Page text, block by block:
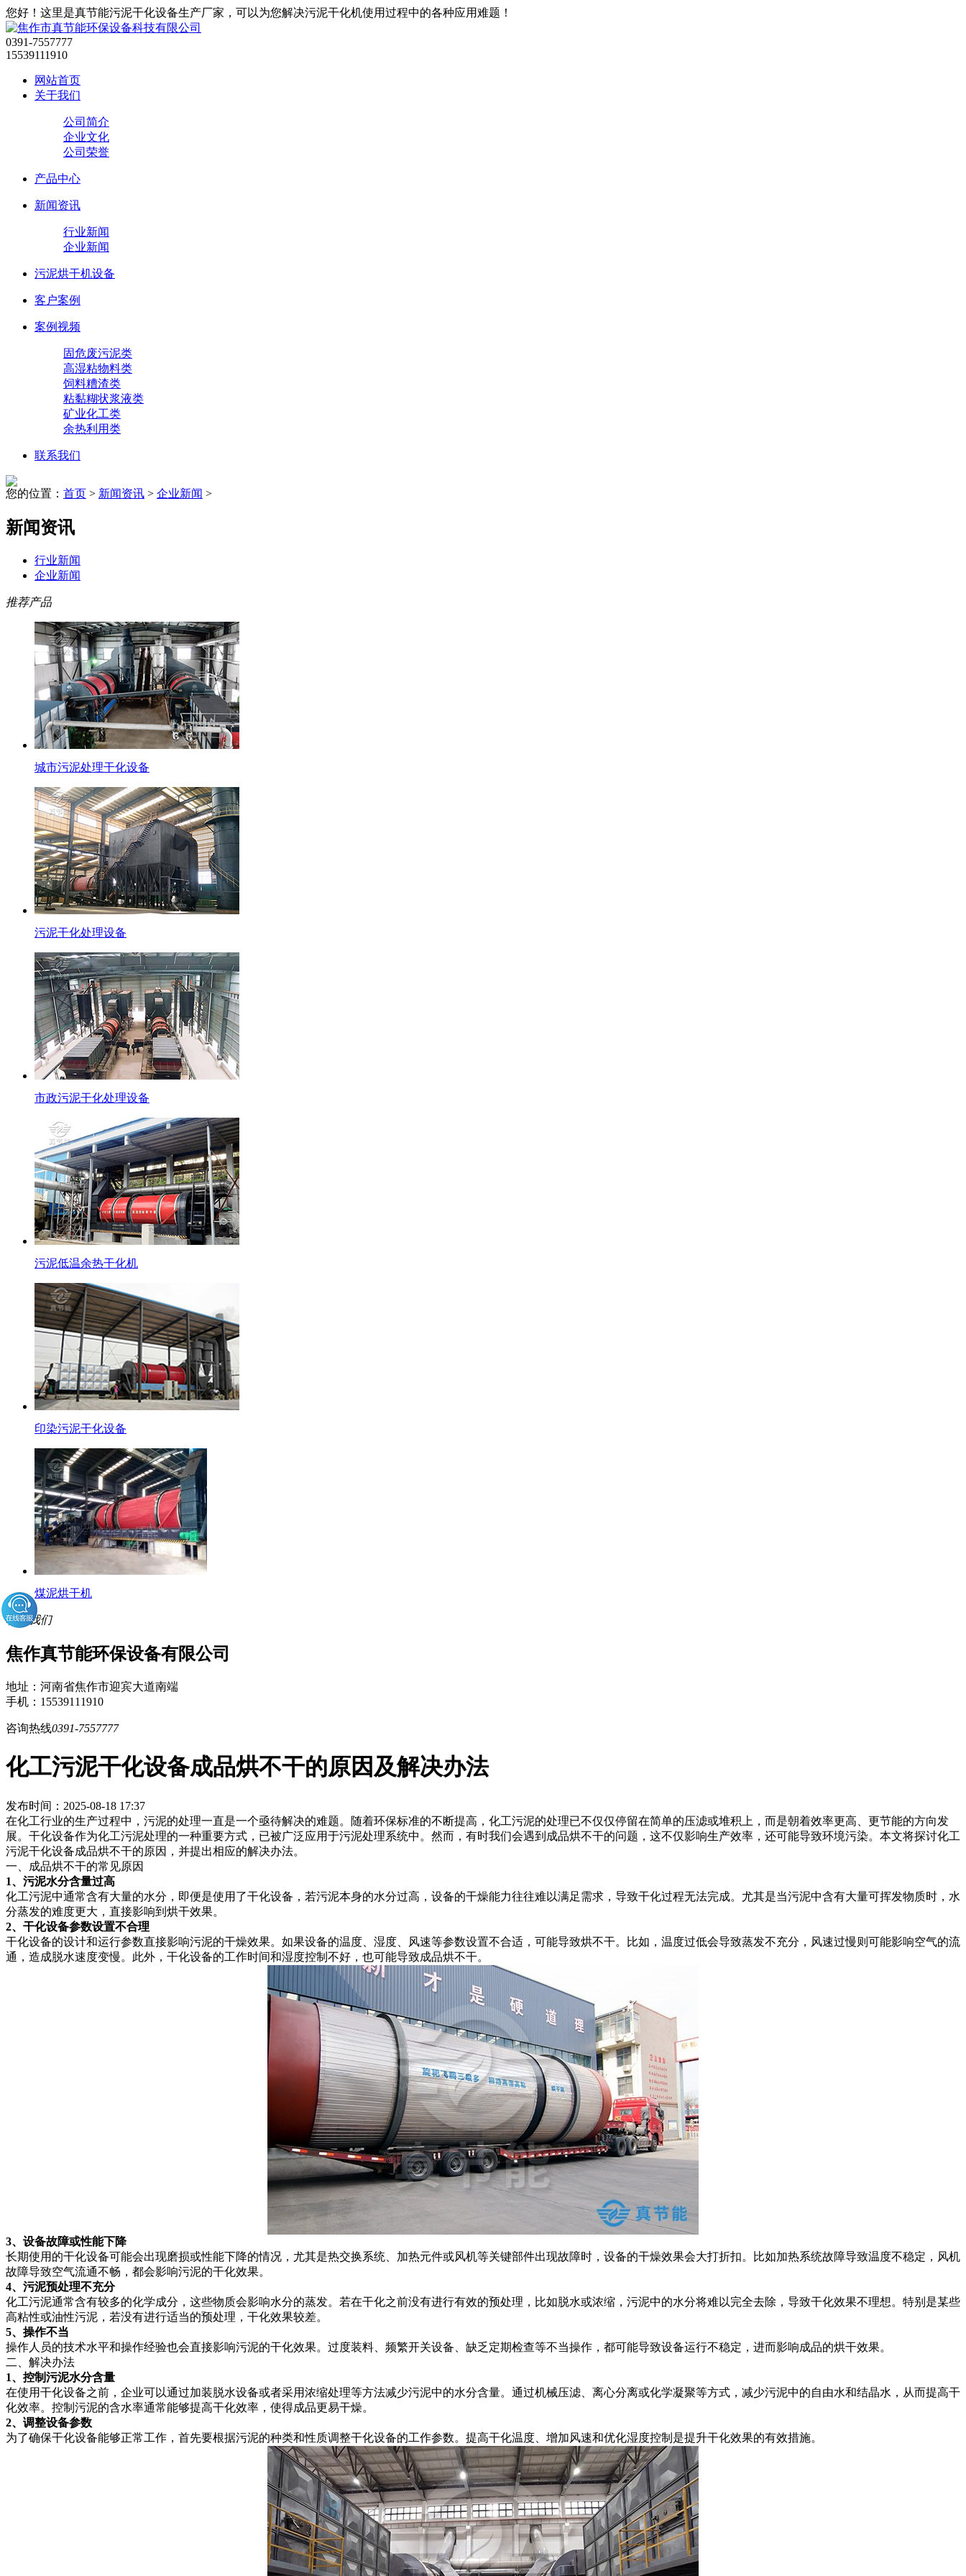
您好！这里是真节能污泥干化设备生产厂家，可以为您解决污泥干化机使用过程中的各种应用难题！
0391-7557777
15539111910
网站首页
关于我们
公司简介
企业文化
公司荣誉
产品中心
新闻资讯
行业新闻
企业新闻
污泥烘干机设备
客户案例
案例视频
固危废污泥类
高湿粘物料类
饲料糟渣类
粘黏糊状浆液类
矿业化工类
余热利用类
联系我们
您的位置： 首页 > 新闻资讯 > 企业新闻 >
新闻资讯
行业新闻
企业新闻
推荐产品
城市污泥处理干化设备
污泥干化处理设备
市政污泥干化处理设备
污泥低温余热干化机
印染污泥干化设备
煤泥烘干机
联系我们
焦作真节能环保设备有限公司
地址：河南省焦作市迎宾大道南端
手机：15539111910
咨询热线0391-7557777
化工污泥干化设备成品烘不干的原因及解决办法
发布时间：2025-08-18 17:37
在化工行业的生产过程中，污泥的处理一直是一个亟待解决的难题。随着环保标准的不断提高，化工污泥的处理已不仅仅停留在简单的压滤或堆积上，而是朝着效率更高、更节能的方向发
展。干化设备作为化工污泥处理的一种重要方式，已被广泛应用于污泥处理系统中。然而，有时我们会遇到成品烘不干的问题，这不仅影响生产效率，还可能导致环境污染。本文将探讨化工
污泥干化设备成品烘不干的原因，并提出相应的解决办法。
一、成品烘不干的常见原因
1、污泥水分含量过高
化工污泥中通常含有大量的水分，即便是使用了干化设备，若污泥本身的水分过高，设备的干燥能力往往难以满足需求，导致干化过程无法完成。尤其是当污泥中含有大量可挥发物质时，水
分蒸发的难度更大，直接影响到烘干效果。
2、干化设备参数设置不合理
干化设备的设计和运行参数直接影响污泥的干燥效果。如果设备的温度、湿度、风速等参数设置不合适，可能导致烘不干。比如，温度过低会导致蒸发不充分，风速过慢则可能影响空气的流
通，造成脱水速度变慢。此外，干化设备的工作时间和湿度控制不好，也可能导致成品烘不干。
3、设备故障或性能下降
长期使用的干化设备可能会出现磨损或性能下降的情况，尤其是热交换系统、加热元件或风机等关键部件出现故障时，设备的干燥效果会大打折扣。比如加热系统故障导致温度不稳定，风机
故障导致空气流通不畅，都会影响污泥的干化效果。
4、污泥预处理不充分
化工污泥通常含有较多的化学成分，这些物质会影响水分的蒸发。若在干化之前没有进行有效的预处理，比如脱水或浓缩，污泥中的水分将难以完全去除，导致干化效果不理想。特别是某些
高粘性或油性污泥，若没有进行适当的预处理，干化效果较差。
5、操作不当
操作人员的技术水平和操作经验也会直接影响污泥的干化效果。过度装料、频繁开关设备、缺乏定期检查等不当操作，都可能导致设备运行不稳定，进而影响成品的烘干效果。
二、解决办法
1、控制污泥水分含量
在使用干化设备之前，企业可以通过加装脱水设备或者采用浓缩处理等方法减少污泥中的水分含量。通过机械压滤、离心分离或化学凝聚等方式，减少污泥中的自由水和结晶水，从而提高干
化效率。控制污泥的含水率通常能够提高干化效率，使得成品更易干燥。
2、调整设备参数
为了确保干化设备能够正常工作，首先要根据污泥的种类和性质调整干化设备的工作参数。提高干化温度、增加风速和优化湿度控制是提升干化效果的有效措施。